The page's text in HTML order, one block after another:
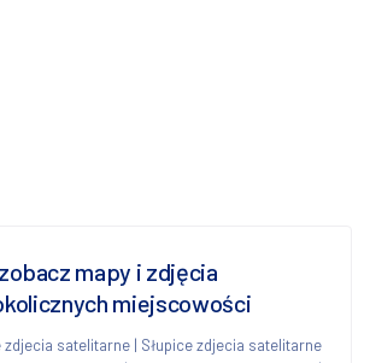
mapy i zdjęcia
miejscowości
zdjecia satelitarne | Słupice zdjecia satelitarne